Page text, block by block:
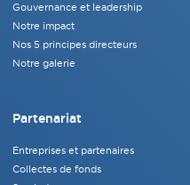
Gouvernance et leadership
Notre impact
Nos 5 principes directeurs
Notre galerie
Partenariat
Entreprises et partenaires
Collectes de fonds